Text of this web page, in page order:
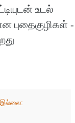
உடல்
புதைகுழிகள் -
இல்லை: